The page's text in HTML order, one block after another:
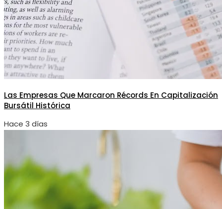
Las Empresas Que Marcaron Récords En Capitalización
Bursátil Histórica
Hace 3 días